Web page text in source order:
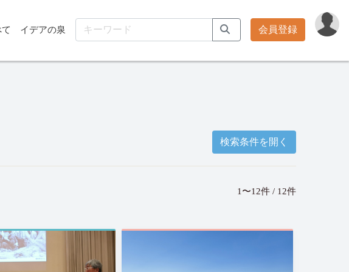
イデアの泉 会員登録
検索条件を開く
1〜12件 / 12件